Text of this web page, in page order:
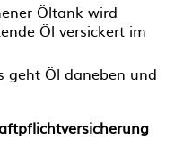
Öltank wird
Öl versickert im
geht Öl daneben und